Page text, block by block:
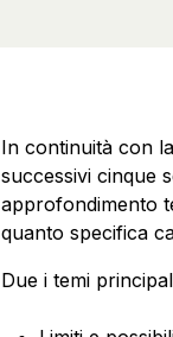
In continuità con
successivi cinque
approfondimento
quanto specifica
Due i temi